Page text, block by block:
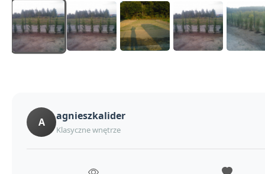
A agnieszkalider
Klasyczne wnętrze